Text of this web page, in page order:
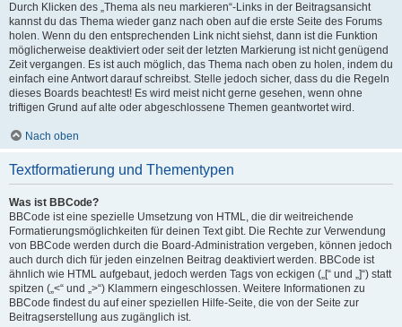
Durch Klicken des „Thema als neu markieren“-Links in der Beitragsansicht
kannst du das Thema wieder ganz nach oben auf die erste Seite des Forums
holen. Wenn du den entsprechenden Link nicht siehst, dann ist die Funktion
möglicherweise deaktiviert oder seit der letzten Markierung ist nicht genügend
Zeit vergangen. Es ist auch möglich, das Thema nach oben zu holen, indem du
einfach eine Antwort darauf schreibst. Stelle jedoch sicher, dass du die Regeln
dieses Boards beachtest! Es wird meist nicht gerne gesehen, wenn ohne
triftigen Grund auf alte oder abgeschlossene Themen geantwortet wird.
Nach oben
Textformatierung und Thementypen
Was ist BBCode?
BBCode ist eine spezielle Umsetzung von HTML, die dir weitreichende
Formatierungsmöglichkeiten für deinen Text gibt. Die Rechte zur Verwendung
von BBCode werden durch die Board-Administration vergeben, können jedoch
auch durch dich für jeden einzelnen Beitrag deaktiviert werden. BBCode ist
ähnlich wie HTML aufgebaut, jedoch werden Tags von eckigen („[“ und „]“) statt
spitzen („<“ und „>“) Klammern eingeschlossen. Weitere Informationen zu
BBCode findest du auf einer speziellen Hilfe-Seite, die von der Seite zur
Beitragserstellung aus zugänglich ist.